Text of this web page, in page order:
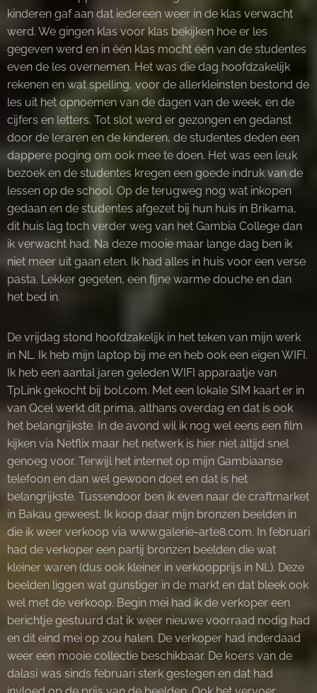
kinderen gaf aan dat iedereen weer in de klas verwacht
werd. We gingen klas voor klas bekijken hoe er les
gegeven werd en in één klas mocht één van de studentes
even de les overnemen. Het was die dag hoofdzakelijk
rekenen en wat spelling, voor de allerkleinsten bestond de
les uit het opnoemen van de dagen van de week, en de
cijfers en letters. Tot slot werd er gezongen en gedanst
door de leraren en de kinderen, de studentes deden een
dappere poging om ook mee te doen. Het was een leuk
bezoek en de studentes kregen een goede indruk van de
lessen op de school. Op de terugweg nog wat inkopen
gedaan en de studentes afgezet bij hun huis in Brikama,
dit huis lag toch verder weg van het Gambia College dan
ik verwacht had. Na deze mooie maar lange dag ben ik
niet meer uit gaan eten. Ik had alles in huis voor een verse
pasta. Lekker gegeten, een fijne warme douche en dan
het bed in.
De vrijdag stond hoofdzakelijk in het teken van mijn werk
in NL. Ik heb mijn laptop bij me en heb ook een eigen WIFI.
Ik heb een aantal jaren geleden WIFI apparaatje van
TpLink gekocht bij bol.com. Met een lokale SIM kaart er in
van Qcel werkt dit prima, althans overdag en dat is ook
het belangrijkste. In de avond wil ik nog wel eens een film
kijken via Netflix maar het netwerk is hier niet altijd snel
genoeg voor. Terwijl het internet op mijn Gambiaanse
telefoon en dan wel gewoon doet en dat is het
belangrijkste. Tussendoor ben ik even naar de craftmarket
in Bakau geweest. Ik koop daar mijn bronzen beelden in
die ik weer verkoop via www.galerie-arte8.com. In februari
had de verkoper een partij bronzen beelden die wat
kleiner waren (dus ook kleiner in verkoopprijs in NL). Deze
beelden liggen wat gunstiger in de markt en dat bleek ook
wel met de verkoop. Begin mei had ik de verkoper een
berichtje gestuurd dat ik weer nieuwe voorraad nodig had
en dit eind mei op zou halen. De verkoper had inderdaad
weer een mooie collectie beschikbaar. De koers van de
dalasi was sinds februari sterk gestegen en dat had